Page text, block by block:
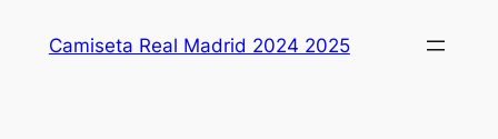
Camiseta Real Madrid 2024 2025